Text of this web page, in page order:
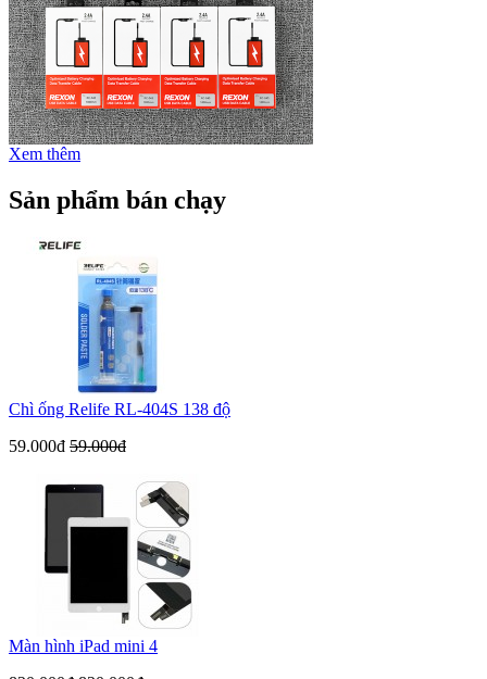
Xem thêm
Sản phẩm bán chạy
Chì ống Relife RL-404S 138 độ
59.000đ 59.000đ
Màn hình iPad mini 4